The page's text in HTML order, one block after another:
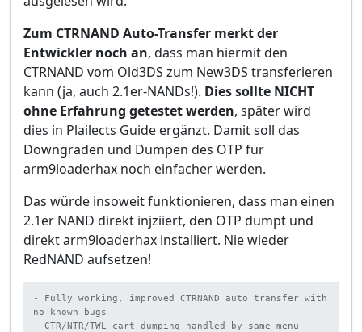
Zum CTRNAND Auto-Transfer merkt der
Entwickler noch an, dass man hiermit den
CTRNAND vom Old3DS zum New3DS transferieren
kann (ja, auch 2.1er-NANDs!). Dies sollte NICHT
ohne Erfahrung getestet werden, später wird
dies in Plailects Guide ergänzt. Damit soll das
Downgraden und Dumpen des OTP für
arm9loaderhax noch einfacher werden.
Das würde insoweit funktionieren, dass man einen
2.1er NAND direkt injziiert, den OTP dumpt und
direkt arm9loaderhax installiert. Nie wieder
RedNAND aufsetzen!
- Fully working, improved CTRNAND auto transfer with
no known bugs
- CTR/NTR/TWL cart dumping handled by same menu